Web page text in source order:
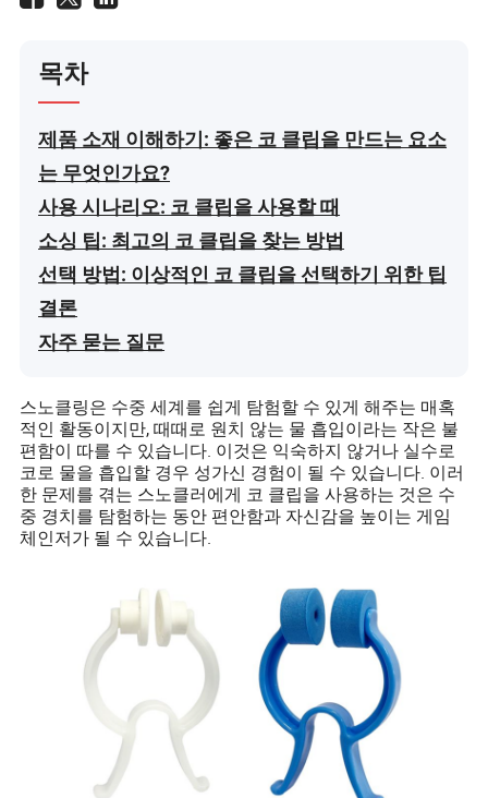
목차
제품 소재 이해하기: 좋은 코 클립을 만드는 요소
는 무엇인가요?
사용 시나리오: 코 클립을 사용할 때
소싱 팁: 최고의 코 클립을 찾는 방법
선택 방법: 이상적인 코 클립을 선택하기 위한 팁
결론
자주 묻는 질문
스노클링은 수중 세계를 쉽게 탐험할 수 있게 해주는 매혹
적인 활동이지만, 때때로 원치 않는 물 흡입이라는 작은 불
편함이 따를 수 있습니다. 이것은 익숙하지 않거나 실수로
코로 물을 흡입할 경우 성가신 경험이 될 수 있습니다. 이러
한 문제를 겪는 스노클러에게 코 클립을 사용하는 것은 수
중 경치를 탐험하는 동안 편안함과 자신감을 높이는 게임
체인저가 될 수 있습니다.